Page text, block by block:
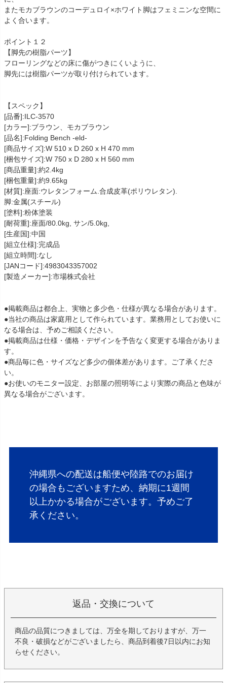
またモカブラウンのコーデュロイ×ホワイト脚はフェミニンな空間に
よく合います。
ポイント１２
【脚先の樹脂パーツ】
フローリングなどの床に傷がつきにくいように、
脚先には樹脂パーツが取り付けられています。
【スペック】
[品番]:ILC-3570
[カラー]:ブラウン、モカブラウン
[品名]:Folding Bench -eld-
[商品サイズ]:W 510 x D 260 x H 470 mm
[梱包サイズ]:W 750 x D 280 x H 560 mm
[商品重量]:約2.4kg
[梱包重量]:約9.65kg
[材質]:座面:ウレタンフォーム.合成皮革(ポリウレタン).
脚:金属(スチール)
[塗料]:粉体塗装
[耐荷重]:座面/80.0kg, サン/5.0kg,
[生産国]:中国
[組立仕様]:完成品
[組立時間]:なし
[JANコード]:4983043357002
[製造メーカー]:市場株式会社
●掲載商品は都合上、実物と多少色・仕様が異なる場合があります。
●当社の商品は家庭用として作られています。業務用としてお使いに
なる場合は、予めご相談ください。
●掲載商品は仕様・価格・デザインを予告なく変更する場合がありま
す。
●商品毎に色・サイズなど多少の個体差があります。ご了承くださ
い。
●お使いのモニター設定、お部屋の照明等により実際の商品と色味が
異なる場合がございます。
沖縄県への配送は船便や陸路でのお届け
の場合もございますため、納期に1週間
以上かかる場合がございます。予めご了
承ください。
返品・交換について
商品の品質につきましては、万全を期しておりますが、万一
不良・破損などがございましたら、商品到着後7日以内にお知
らせください。